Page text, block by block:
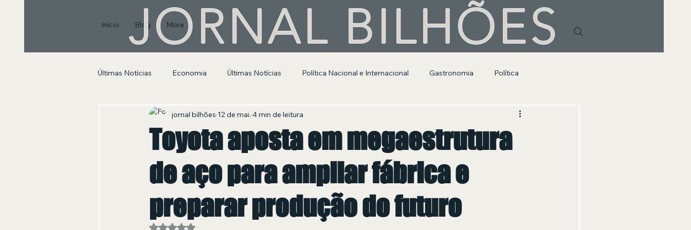
Início Blog More
JORNAL BILHÕES
Últimas Notícias Economia Últimas Notícias Política Nacional e Internacional Gastronomia Política
Segurança Pública e Social Segurança Pública
Toyota aposta em megaestrutura
de aço para ampliar fábrica e
preparar produção do futuro
jornal bilhões 12 de mai. 4 min de leitura
Avaliado com NaN de 5 estrelas.